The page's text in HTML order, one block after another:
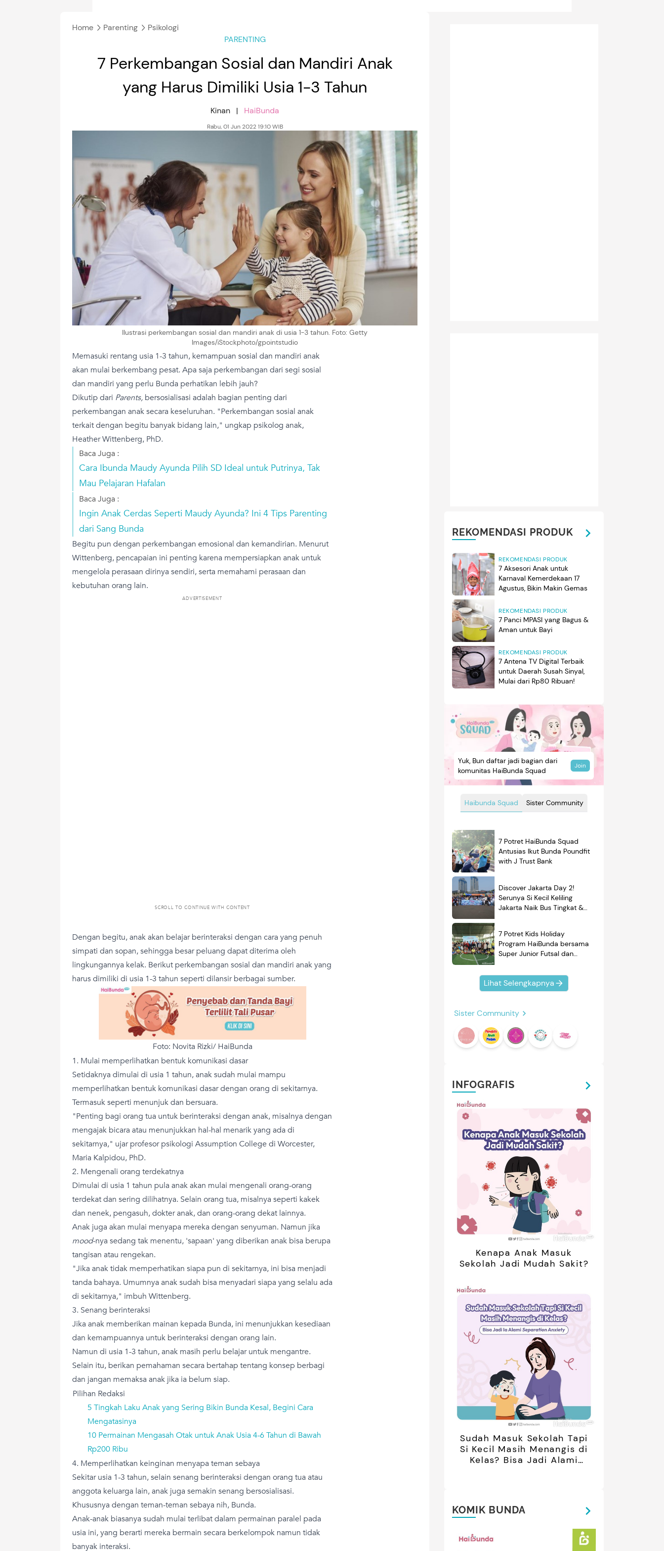
Home Parenting
Psikologi
PARENTING
7 Perkembangan Sosial dan Mandiri Anak
yang Harus Dimiliki Usia 1-3 Tahun
Kinan | HaiBunda
Rabu, 01 Jun 2022 19:10 WIB
Ilustrasi perkembangan sosial dan mandiri anak di usia 1-3 tahun. Foto: Getty
Images/iStockphoto/gpointstudio
Memasuki rentang usia 1-3 tahun, kemampuan sosial dan mandiri anak
akan mulai berkembang pesat. Apa saja perkembangan dari segi sosial
dan mandiri yang perlu Bunda perhatikan lebih jauh?
Dikutip dari Parents, bersosialisasi adalah bagian penting dari
perkembangan anak secara keseluruhan. "Perkembangan sosial anak
terkait dengan begitu banyak bidang lain," ungkap psikolog anak,
Heather Wittenberg, PhD.
Baca Juga :
Cara Ibunda Maudy Ayunda Pilih SD Ideal untuk Putrinya, Tak
Mau Pelajaran Hafalan
Baca Juga :
Ingin Anak Cerdas Seperti Maudy Ayunda? Ini 4 Tips Parenting
dari Sang Bunda
Begitu pun dengan perkembangan emosional dan kemandirian. Menurut
Wittenberg, pencapaian ini penting karena mempersiapkan anak untuk
mengelola perasaan dirinya sendiri, serta memahami perasaan dan
kebutuhan orang lain.
ADVERTISEMENT
SCROLL TO CONTINUE WITH CONTENT
Dengan begitu, anak akan belajar berinteraksi dengan cara yang penuh
simpati dan sopan, sehingga besar peluang dapat diterima oleh
lingkungannya kelak. Berikut perkembangan sosial dan mandiri anak yang
harus dimiliki di usia 1-3 tahun seperti dilansir berbagai sumber.
Foto: Novita Rizki/ HaiBunda
1. Mulai memperlihatkan bentuk komunikasi dasar
Setidaknya dimulai di usia 1 tahun, anak sudah mulai mampu
memperlihatkan bentuk komunikasi dasar dengan orang di sekitarnya.
Termasuk seperti menunjuk dan bersuara.
"Penting bagi orang tua untuk berinteraksi dengan anak, misalnya dengan
mengajak bicara atau menunjukkan hal-hal menarik yang ada di
sekitarnya," ujar profesor psikologi Assumption College di Worcester,
Maria Kalpidou, PhD.
2. Mengenali orang terdekatnya
Dimulai di usia 1 tahun pula anak akan mulai mengenali orang-orang
terdekat dan sering dilihatnya. Selain orang tua, misalnya seperti kakek
dan nenek, pengasuh, dokter anak, dan orang-orang dekat lainnya.
Anak juga akan mulai menyapa mereka dengan senyuman. Namun jika
mood-nya sedang tak menentu, 'sapaan' yang diberikan anak bisa berupa
tangisan atau rengekan.
"Jika anak tidak memperhatikan siapa pun di sekitarnya, ini bisa menjadi
tanda bahaya. Umumnya anak sudah bisa menyadari siapa yang selalu ada
di sekitarnya," imbuh Wittenberg.
3. Senang berinteraksi
Jika anak memberikan mainan kepada Bunda, ini menunjukkan kesediaan
dan kemampuannya untuk berinteraksi dengan orang lain.
Namun di usia 1-3 tahun, anak masih perlu belajar untuk mengantre.
Selain itu, berikan pemahaman secara bertahap tentang konsep berbagi
dan jangan memaksa anak jika ia belum siap.
Pilihan Redaksi
5 Tingkah Laku Anak yang Sering Bikin Bunda Kesal, Begini Cara
Mengatasinya
10 Permainan Mengasah Otak untuk Anak Usia 4-6 Tahun di Bawah
Rp200 Ribu
4. Memperlihatkan keinginan menyapa teman sebaya
Sekitar usia 1-3 tahun, selain senang berinteraksi dengan orang tua atau
anggota keluarga lain, anak juga semakin senang bersosialisasi.
Khususnya dengan teman-teman sebaya nih, Bunda.
Anak-anak biasanya sudah mulai terlibat dalam permainan paralel pada
usia ini, yang berarti mereka bermain secara berkelompok namun tidak
banyak interaksi.
REKOMENDASI PRODUK
REKOMENDASI PRODUK
7 Aksesori Anak untuk
Karnaval Kemerdekaan 17
Agustus, Bikin Makin Gemas
REKOMENDASI PRODUK
7 Panci MPASI yang Bagus &
Aman untuk Bayi
REKOMENDASI PRODUK
7 Antena TV Digital Terbaik
untuk Daerah Susah Sinyal,
Mulai dari Rp80 Ribuan!
Haibunda Squad Sister Community
Yuk, Bun daftar jadi bagian dari
komunitas HaiBunda Squad
Join
7 Potret HaiBunda Squad
Antusias Ikut Bunda Poundfit
with J Trust Bank
Discover Jakarta Day 2!
Serunya Si Kecil Keliling
Jakarta Naik Bus Tingkat &
7 Potret Kids Holiday
Program HaiBunda bersama
Super Junior Futsal dan
Kompak Banget!
Lihat Selengkapnya
Sister Community
INFOGRAFIS
Kenapa Anak Masuk
Sekolah Jadi Mudah Sakit?
Sudah Masuk Sekolah Tapi
Si Kecil Masih Menangis di
Kelas? Bisa Jadi Alami
KOMIK BUNDA